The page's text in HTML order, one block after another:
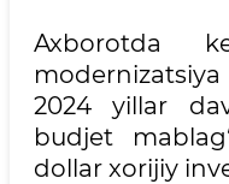
Axborotda
2024 yillar
budjet
dollar xorijiy